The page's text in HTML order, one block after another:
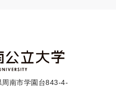
南市学園台843-4-